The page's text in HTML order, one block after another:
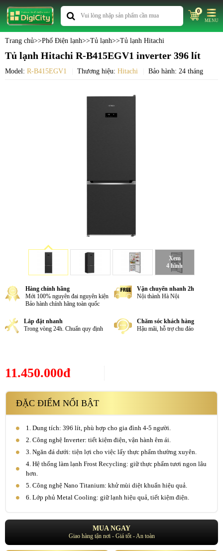
0
MENU
Trang chủ>>Phố Điện lạnh>>Tủ lạnh>>Tủ lạnh Hitachi
Tủ lạnh Hitachi R-B415EGV1 inverter 396 lít
Model: R-B415EGV1 Thương hiệu: Hitachi Bảo hành: 24 tháng
Xem
4 hình
Hàng chính hãng
Mới 100% nguyên đai nguyên kiện
Bảo hành chính hãng toàn quốc
Vận chuyển nhanh 2h
Nội thành Hà Nội
Lắp đặt nhanh
Trong vòng 24h. Chuẩn quy định
Chăm sóc khách hàng
Hậu mãi, hỗ trợ chu đáo
11.450.000đ
ĐẶC ĐIỂM NỔI BẬT
1. Dung tích: 396 lít, phù hợp cho gia đình 4-5 người.
2. Công nghệ Inverter: tiết kiệm điện, vận hành êm ái.
3. Ngăn đá dưới: tiện lợi cho việc lấy thực phẩm thường xuyên.
4. Hệ thống làm lạnh Frost Recycling: giữ thực phẩm tươi ngon lâu
hơn.
5. Công nghệ Nano Titanium: khử mùi diệt khuẩn hiệu quả.
6. Lớp phủ Metal Cooling: giữ lạnh hiệu quả, tiết kiệm điện.
MUA NGAY
Giao hàng tận nơi - Giá tốt - An toàn